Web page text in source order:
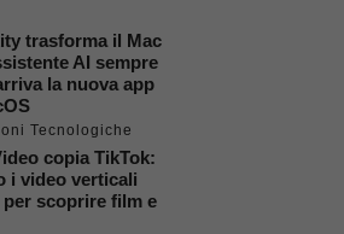
trasforma il Mac
AI sempre
la nuova app
Tecnologiche
copia TikTok:
i video verticali
per scoprire film e